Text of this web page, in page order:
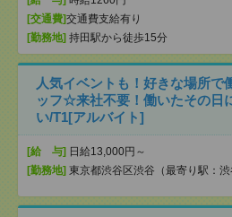
[交通費]交通費支給有り
[勤務地] 持田駅から徒歩15分
人気イベントも！好きな場所で
ッフ☆来社不要！働いたその日
い/T1[アルバイト]
[給 与] 日給13,000円～
[勤務地] 東京都渋谷区渋谷（最寄り駅：渋